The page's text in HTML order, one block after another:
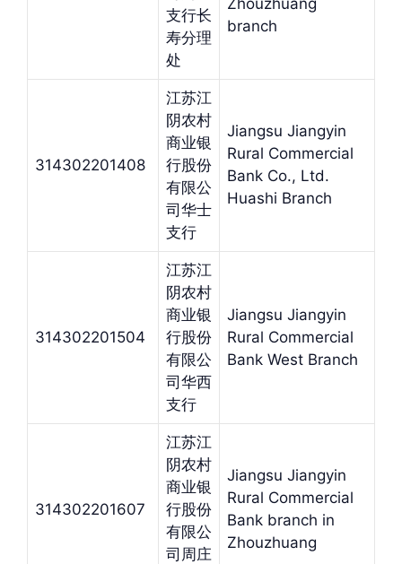
支行长
寿分理
处
Zhouzhuang
branch
314302201408
江苏江
阴农村
商业银
行股份
有限公
司华士
支行
Jiangsu Jiangyin
Rural Commercial
Bank Co., Ltd.
Huashi Branch
314302201504
江苏江
阴农村
商业银
行股份
有限公
司华西
支行
Jiangsu Jiangyin
Rural Commercial
Bank West Branch
314302201607
江苏江
阴农村
商业银
行股份
有限公
司周庄
Jiangsu Jiangyin
Rural Commercial
Bank branch in
Zhouzhuang